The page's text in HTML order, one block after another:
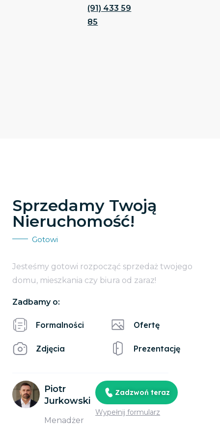
(91) 433 59
85
Sprzedamy Twoją
Nieruchomość!
Gotowi
Jesteśmy gotowi rozpocząć sprzedaż twojego
domu, mieszkania czy biura od zaraz!
Zadbamy o:
Formalności
Zdjęcia
Ofertę
Prezentację
Piotr
Jurkowski
Menadżer
Zadzwoń teraz
Wypełnij formularz